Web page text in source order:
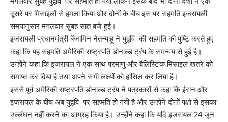
दूसरे पर मिसाइलों से हमला किया और दोनों के बीच इस पर सहमति इजरायली
समयानुसार मंगलवार सुबह सात बजे हुई।
इजरायली प्रधानमंत्री बेंजामिन नेतन्याहू ने युद्ववि की सहमति की पुष्टि करते हुए
कहा कि यह सहमति अमेेरिकी राष्ट्रपति डोनाल्ड ट्रंप के समन्वय से हुई है।
उन्होेंने कहा कि इजरायल ने एक साथ परमाणु और बैलिस्टिक मिसाइल खतरे को
समाप्त कर दिया है तथा अपने सभी लक्ष्यों को हासिल कर लिया है।
इससे पूर्व अमेरिकी राष्ट्रपति डोनाल्ड ट्रंप ने पत्रकारों से कहा कि ईरान और
इजरायल के बीच अब युद्ववि पर सहमति हो गयी है और उन्होंने दोनों पक्षों से इसका
उल्लंघन नहीें करने का आग्रह किया है। उन्होंने कहा कि यदि इजरायल 24 जून